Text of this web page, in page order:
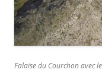
Falaise du Courchon avec